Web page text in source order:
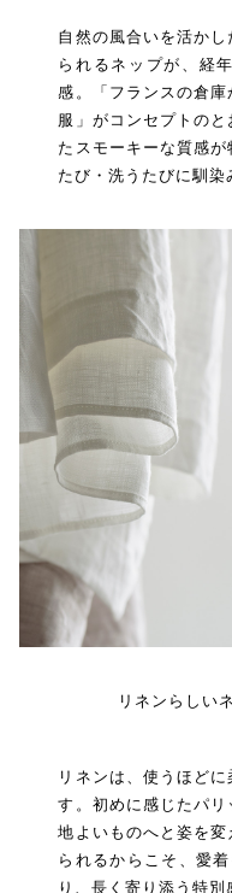
自然の風合いを活か
られるネップが、経
感。「フランスの倉
服」がコンセプトの
たスモーキーな質感
たび・洗うたびに馴染
リネンらしい
リネンは、使うほど
す。初めに感じたパ
地よいものへと姿を
られるからこそ、愛
り、長く寄り添う特別